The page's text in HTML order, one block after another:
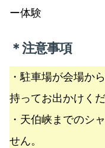
ー体験
＊注意事項
・駐車場が会場か
持ってお出かけくだ
・天伯峡までのシ
せん。